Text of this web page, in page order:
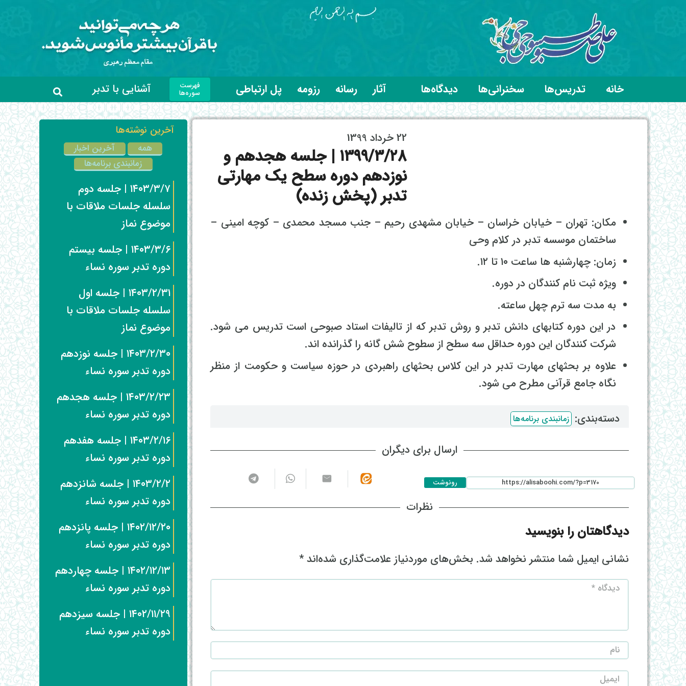
خانه تدریس‌ها سخنرانی‌ها دیدگاه‌ها آثار رسانه رزومه پل ارتباطی فهرست
سوره‌ها آشنایی با تدبر
22 خرداد 1399
۱۳۹۹/۳/۲8 | جلسه هجدهم و
نوزدهم دوره سطح یک مهارتی
تدبر (پخش زنده)
مکان: تهران – خیابان خراسان – خیابان مشهدی رحیم – جنب مسجد محمدی – کوچه امینی –
ساختمان موسسه تدبر در کلام وحی
زمان: چهارشنبه ها ساعت ۱۰ تا ۱۲.
ویژه ثبت نام کنندگان در دوره.
به مدت سه ترم چهل ساعته.
در این دوره کتابهای دانش تدبر و روش تدبر که از تالیفات استاد صبوحی است تدریس می شود.
شرکت کنندگان این دوره حداقل سه سطح از سطوح شش گانه را گذرانده اند.
علاوه بر بحثهای مهارت تدبر در این کلاس بحثهای راهبردی در حوزه سیاست و حکومت از منظر
نگاه جامع قرآنی مطرح می شود.
دسته‌بندی: ‌زمانبندی برنامه‌ها
ارسال برای دیگران
رونوشت
نظرات
دیدگاهتان را بنویسید
نشانی ایمیل شما منتشر نخواهد شد. بخش‌های موردنیاز علامت‌گذاری شده‌اند*
آخرین نوشته‌ها
همه
آخرین اخبار
زمانبندی برنامه‌ها
۱۴۰۳/۳/۷ | جلسه دوم
سلسله جلسات ملاقات با
موضوع نماز
۱۴۰۳/۳/۶ | جلسه بیستم
دوره تدبر سوره نساء
۱۴۰۳/۲/۳۱ | جلسه اول
سلسله جلسات ملاقات با
موضوع نماز
۱۴۰۳/۲/۳۰ | جلسه نوزدهم
دوره تدبر سوره نساء
۱۴۰۳/۲/۲۳ | جلسه هجدهم
دوره تدبر سوره نساء
۱۴۰۳/۲/۱۶ | جلسه هفدهم
دوره تدبر سوره نساء
۱۴۰۳/۲/۲ | جلسه شانزدهم
دوره تدبر سوره نساء
۱۴۰۲/۱۲/۲۰ | جلسه پانزدهم
دوره تدبر سوره نساء
۱۴۰۲/۱۲/۱۳ | جلسه چهاردهم
دوره تدبر سوره نساء
۱۴۰۲/۱۱/۲۹ | جلسه سیزدهم
دوره تدبر سوره نساء